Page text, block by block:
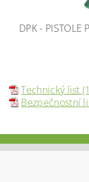
DPK - PISTOLE
Technický list
Bezpečnostní